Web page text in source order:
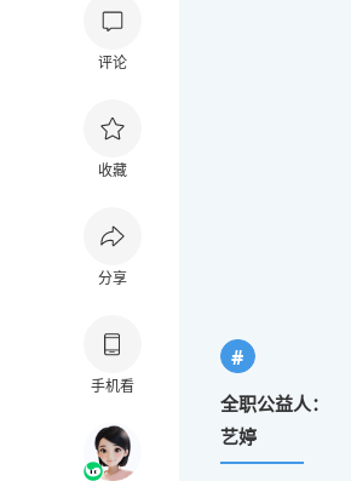
评论
收藏
分享
手机看
#
全职公益人：
艺婷